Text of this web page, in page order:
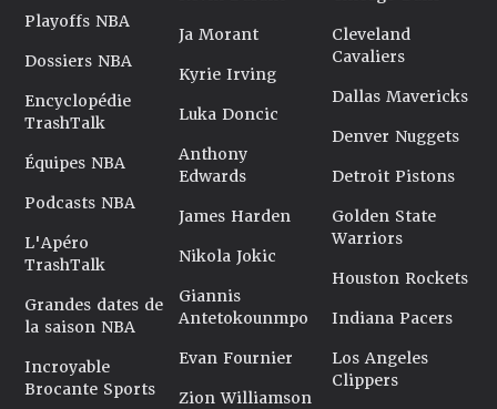
Playoffs NBA
Dossiers NBA
Encyclopédie
TrashTalk
Équipes NBA
Podcasts NBA
L'Apéro
TrashTalk
Grandes dates de
la saison NBA
Incroyable
Brocante Sports
Ja Morant
Kyrie Irving
Luka Doncic
Anthony
Edwards
James Harden
Nikola Jokic
Giannis
Antetokounmpo
Evan Fournier
Zion Williamson
Cleveland
Cavaliers
Dallas Mavericks
Denver Nuggets
Detroit Pistons
Golden State
Warriors
Houston Rockets
Indiana Pacers
Los Angeles
Clippers